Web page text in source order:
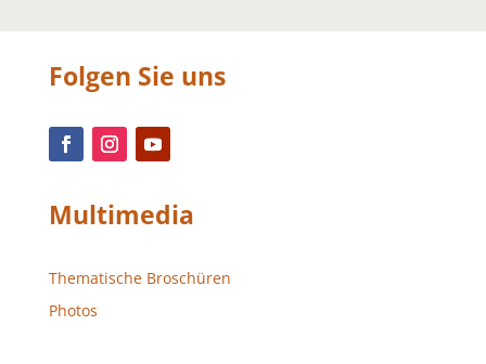
Folgen Sie uns
Multimedia
Thematische Broschüren
Photos